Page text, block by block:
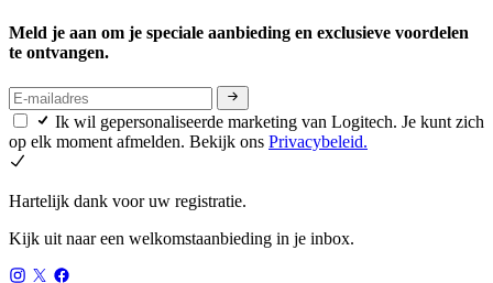
Meld je aan om je speciale aanbieding en exclusieve voordelen
te ontvangen.
Ik wil gepersonaliseerde marketing van Logitech. Je kunt zich
op elk moment afmelden. Bekijk ons Privacybeleid.
Hartelijk dank voor uw registratie.
Kijk uit naar een welkomstaanbieding in je inbox.